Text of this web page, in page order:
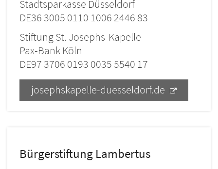
Stadtsparkasse Düsseldorf
DE36 3005 0110 1006 2446 83
Stiftung St. Josephs-Kapelle
Pax-Bank Köln
DE97 3706 0193 0035 5540 17
josephskapelle-duesseldorf.de
Bürgerstiftung Lambertus